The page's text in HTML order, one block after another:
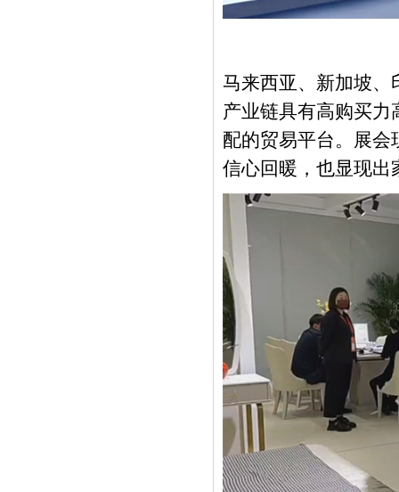
马来西亚、新加坡
产业链具有高购买
配的贸易平台。展
信心回暖，也显现出